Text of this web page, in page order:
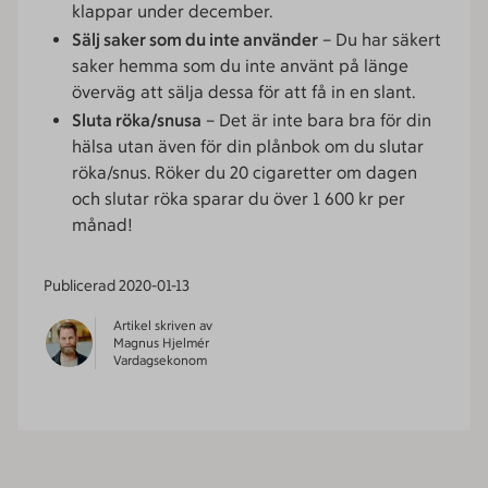
klappar under december.
Sälj saker som du inte använder – Du har säkert
saker hemma som du inte använt på länge
överväg att sälja dessa för att få in en slant.
Sluta röka/snusa – Det är inte bara bra för din
hälsa utan även för din plånbok om du slutar
röka/snus. Röker du 20 cigaretter om dagen
och slutar röka sparar du över 1 600 kr per
månad!
Publicerad2020-01-13
Artikel skriven av
Magnus Hjelmér
Vardagsekonom